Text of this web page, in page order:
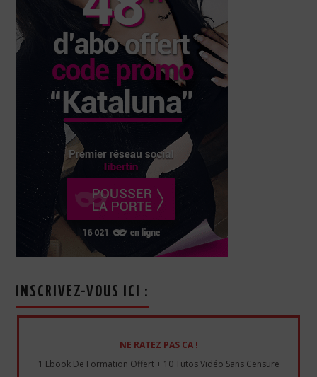
INSCRIVEZ-VOUS ICI :
NE RATEZ PAS CA !
1 Ebook De Formation Offert + 10 Tutos Vidéo Sans Censure